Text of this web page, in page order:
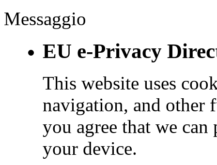
Messaggio
EU e-Privacy
This website uses
navigation, and other
you agree that we can
your device.